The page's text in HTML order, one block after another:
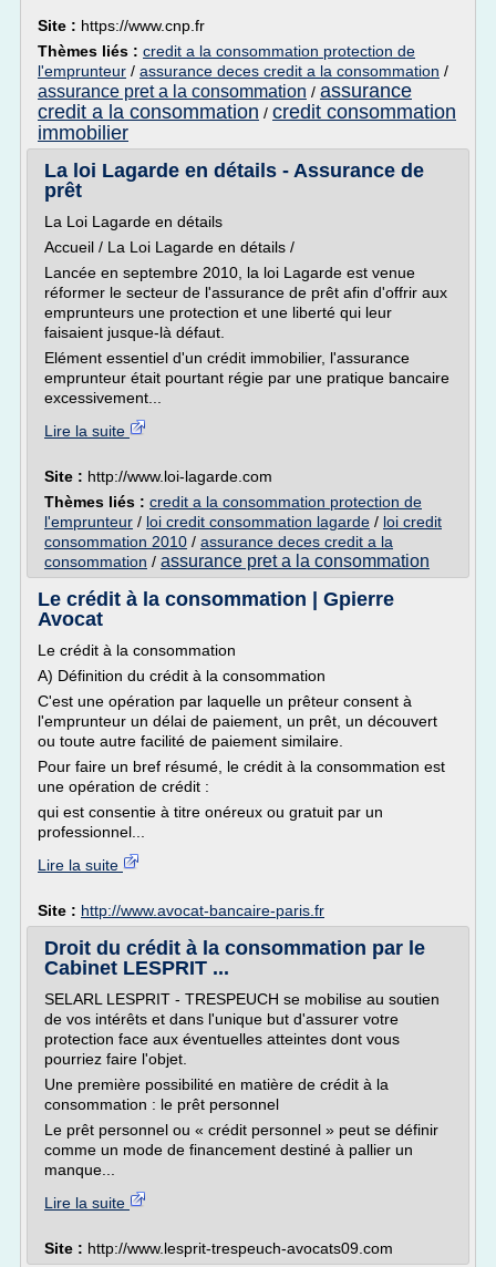
Site : https://www.cnp.fr
Thèmes liés : credit a la consommation protection de
l'emprunteur / assurance deces credit a la consommation /
assurance pret a la consommation / assurance
credit a la consommation / credit consommation
immobilier
La loi Lagarde en détails - Assurance de
prêt
La Loi Lagarde en détails
Accueil / La Loi Lagarde en détails /
Lancée en septembre 2010, la loi Lagarde est venue
réformer le secteur de l'assurance de prêt afin d'offrir aux
emprunteurs une protection et une liberté qui leur
faisaient jusque-là défaut.
Elément essentiel d'un crédit immobilier, l'assurance
emprunteur était pourtant régie par une pratique bancaire
excessivement...
Lire la suite
Site : http://www.loi-lagarde.com
Thèmes liés : credit a la consommation protection de
l'emprunteur / loi credit consommation lagarde / loi credit
consommation 2010 / assurance deces credit a la
consommation / assurance pret a la consommation
Le crédit à la consommation | Gpierre
Avocat
Le crédit à la consommation
A) Définition du crédit à la consommation
C'est une opération par laquelle un prêteur consent à
l'emprunteur un délai de paiement, un prêt, un découvert
ou toute autre facilité de paiement similaire.
Pour faire un bref résumé, le crédit à la consommation est
une opération de crédit :
qui est consentie à titre onéreux ou gratuit par un
professionnel...
Lire la suite
Site : http://www.avocat-bancaire-paris.fr
Droit du crédit à la consommation par le
Cabinet LESPRIT ...
SELARL LESPRIT - TRESPEUCH se mobilise au soutien
de vos intérêts et dans l'unique but d'assurer votre
protection face aux éventuelles atteintes dont vous
pourriez faire l'objet.
Une première possibilité en matière de crédit à la
consommation : le prêt personnel
Le prêt personnel ou « crédit personnel » peut se définir
comme un mode de financement destiné à pallier un
manque...
Lire la suite
Site : http://www.lesprit-trespeuch-avocats09.com